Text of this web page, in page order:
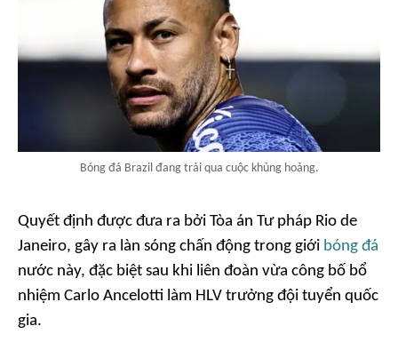
Bóng đá Brazil đang trải qua cuộc khủng hoảng.
Quyết định được đưa ra bởi Tòa án Tư pháp Rio de
Janeiro, gây ra làn sóng chấn động trong giới bóng đá
nước này, đặc biệt sau khi liên đoàn vừa công bố bổ
nhiệm Carlo Ancelotti làm HLV trưởng đội tuyển quốc
gia.